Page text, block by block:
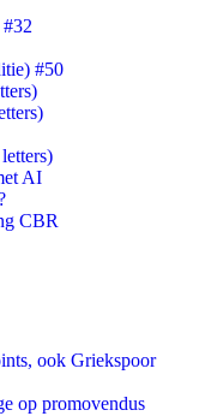
#50
AI
CBR
ook Griekspoor
op promovendus